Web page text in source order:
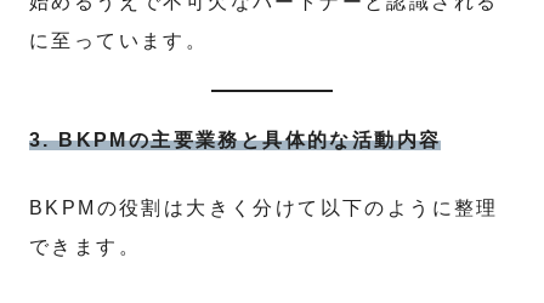
に至っています。
3. BKPMの主要業務と具体的な活動内容
BKPMの役割は大きく分けて以下のように整理
できます。